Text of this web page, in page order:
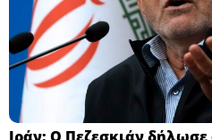
Ιράν: Ο Πεζεσκιάν δήλωσε